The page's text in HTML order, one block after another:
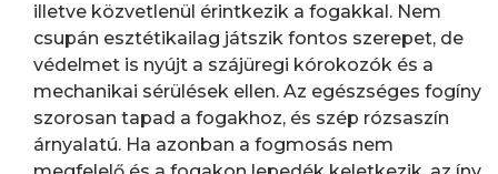
illetve közvetlenül érintkezik a fogakkal. Nem
csupán esztétikailag játszik fontos szerepet, de
védelmet is nyújt a szájüregi kórokozók és a
mechanikai sérülések ellen. Az egészséges fogíny
szorosan tapad a fogakhoz, és szép rózsaszín
árnyalatú. Ha azonban a fogmosás nem